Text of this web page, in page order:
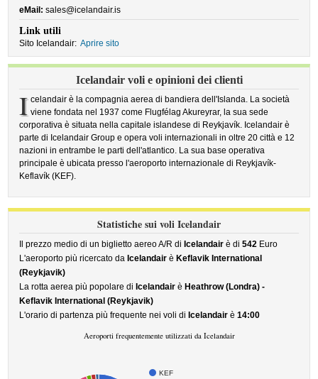
eMail: sales@icelandair.is
Link utili
Sito Icelandair: Aprire sito
Icelandair voli e opinioni dei clienti
I celandair è la compagnia aerea di bandiera dell'Islanda. La società
viene fondata nel 1937 come Flugfélag Akureyrar, la sua sede
corporativa è situata nella capitale islandese di Reykjavík. Icelandair è
parte di Icelandair Group e opera voli internazionali in oltre 20 città e 12
nazioni in entrambe le parti dell'atlantico. La sua base operativa
principale è ubicata presso l'aeroporto internazionale di Reykjavík-
Keflavík (KEF).
Statistiche sui voli Icelandair
Il prezzo medio di un biglietto aereo A/R di Icelandair è di542 Euro
L'aeroporto più ricercato da Icelandair è Keflavik International
(Reykjavik)
La rotta aerea più popolare di Icelandair è Heathrow (Londra) -
Keflavik International (Reykjavik)
L'orario di partenza più frequente nei voli di Icelandair è14:00
Aeroporti frequentemente utilizzati da Icelandair
KEF